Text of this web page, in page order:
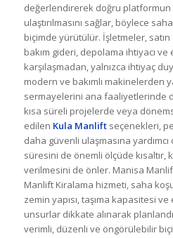
değerlendirerek doğru
ulaştırılmasını sağlar, böylece
biçimde yürütülür. İşletmeler,
bakım gideri, depolama ihtiyacı
karşılaşmadan, yalnızca ihtiyaç
modern ve bakımlı makinelerden
sermayelerini ana faaliyetlerinde
kısa süreli projelerde veya
edilen Kula Manliftseçenekleri,
daha güvenli ulaşmasına
süresini de önemli ölçüde
verilmesini de önler. Manisa
Manlift Kiralama hizmeti, saha
zemin yapısı, taşıma kapasitesi
unsurlar dikkate alınarak
verimli, düzenli ve öngörülebilir